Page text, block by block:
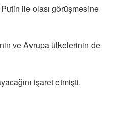
ile olası görüşmesine
ve Avrupa ülkelerinin de
işaret etmişti.